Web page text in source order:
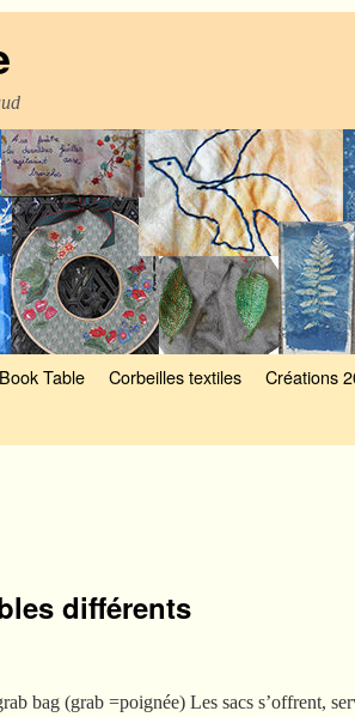
Book Table Corbeilles textiles Créations
différents
bag (grab =poignée) Les sacs s’offrent,